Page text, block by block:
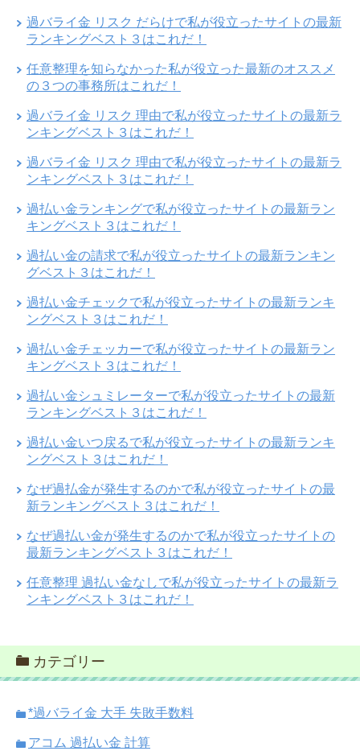
過バライ金 リスク だらけで私が役立ったサイトの最新
ランキングベスト３はこれだ！
任意整理を知らなかった私が役立った最新のオススメ
の３つの事務所はこれだ！
過バライ金 リスク 理由で私が役立ったサイトの最新ラ
ンキングベスト３はこれだ！
過バライ金 リスク 理由で私が役立ったサイトの最新ラ
ンキングベスト３はこれだ！
過払い金ランキングで私が役立ったサイトの最新ラン
キングベスト３はこれだ！
過払い金の請求で私が役立ったサイトの最新ランキン
グベスト３はこれだ！
過払い金チェックで私が役立ったサイトの最新ランキ
ングベスト３はこれだ！
過払い金チェッカーで私が役立ったサイトの最新ラン
キングベスト３はこれだ！
過払い金シュミレーターで私が役立ったサイトの最新
ランキングベスト３はこれだ！
過払い金いつ戻るで私が役立ったサイトの最新ランキ
ングベスト３はこれだ！
なぜ過払金が発生するのかで私が役立ったサイトの最
新ランキングベスト３はこれだ！
なぜ過払い金が発生するのかで私が役立ったサイトの
最新ランキングベスト３はこれだ！
任意整理 過払い金なしで私が役立ったサイトの最新ラ
ンキングベスト３はこれだ！
カテゴリー
*過バライ金 大手 失敗手数料
アコム 過払い金 計算